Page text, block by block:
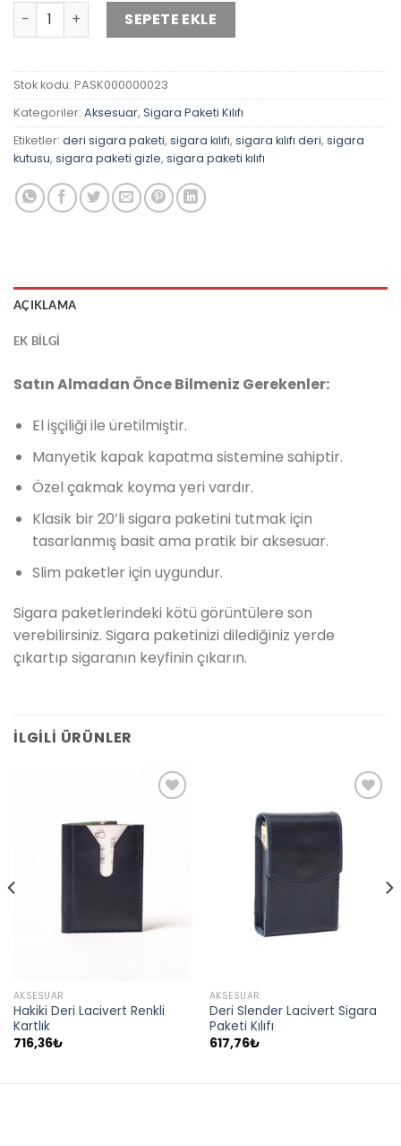
Termo Deri Uzun Slim Mavi Sigara Paketi Kılıfı adet
SEPETE EKLE
Stok kodu: PASK000000023
Kategoriler: Aksesuar, Sigara Paketi Kılıfı
Etiketler: deri sigara paketi, sigara kılıfı, sigara kılıfı deri, sigara
kutusu, sigara paketi gizle, sigara paketi kılıfı
AÇIKLAMA
EK BILGI
Satın Almadan Önce Bilmeniz Gerekenler:
El işçiliği ile üretilmiştir.
Manyetik kapak kapatma sistemine sahiptir.
Özel çakmak koyma yeri vardır.
Klasik bir 20’li sigara paketini tutmak için
tasarlanmış basit ama pratik bir aksesuar.
Slim paketler için uygundur.
Sigara paketlerindeki kötü görüntülere son
verebilirsiniz. Sigara paketinizi dilediğiniz yerde
çıkartıp sigaranın keyfinin çıkarın.
İLGILI ÜRÜNLER
AKSESUAR
Hakiki Deri Lacivert Renkli
Kartlık
716,36₺
AKSESUAR
Deri Slender Lacivert Sigara
Paketi Kılıfı
617,76₺